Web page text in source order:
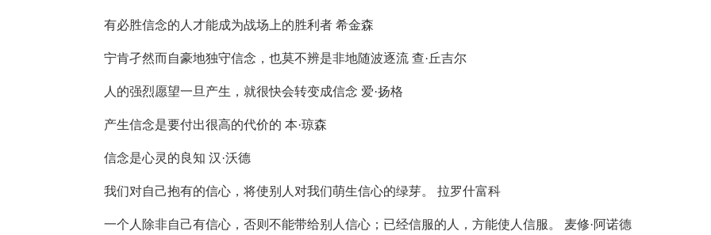
有必胜信念的人才能成为战场上的胜利者 希金森
宁肯孑然而自豪地独守信念，也莫不辨是非地随波逐流 查·丘吉尔
人的强烈愿望一旦产生，就很快会转变成信念 爱·扬格
产生信念是要付出很高的代价的 本·琼森
信念是心灵的良知 汉·沃德
我们对自己抱有的信心，将使别人对我们萌生信心的绿芽。 拉罗什富科
一个人除非自己有信心，否则不能带给别人信心；已经信服的人，方能使人信服。 麦修·阿诺德